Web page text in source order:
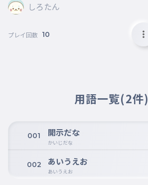
しろたん
プレイ回数 10
用語一覧(2件)
001 開示だな
かいじだな
002 あいうえお
あいうえお